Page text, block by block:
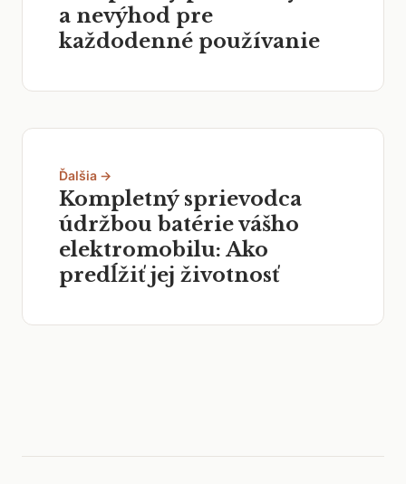
a nevýhod pre
každodenné používanie
Ďalšia →
Kompletný sprievodca
údržbou batérie vášho
elektromobilu: Ako
predĺžiť jej životnosť